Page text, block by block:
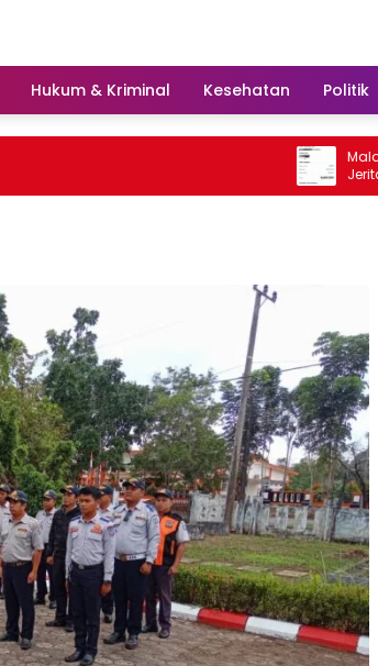
Hukum & Kriminal Kesehatan Politik
Malam Terang
Jeritan Harapan
Tengah untuk